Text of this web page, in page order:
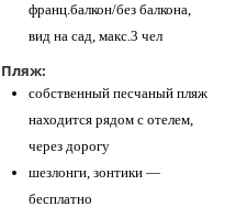
франц.балкон/без балкона,
вид на сад, макс.3 чел
Пляж:
собственный песчаный пляж
находится рядом с отелем,
через дорогу
шезлонги, зонтики —
бесплатно